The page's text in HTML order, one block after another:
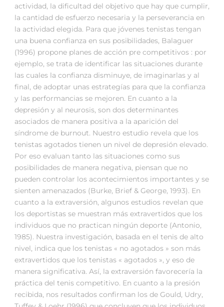
actividad, la dificultad del objetivo que hay que cumplir,
la cantidad de esfuerzo necesaria y la perseverancia en
la actividad elegida. Para que jóvenes tenistas tengan
una buena confianza en sus posibilidades, Balaguer
(1996) propone planes de acción pre competitivos : por
ejemplo, se trata de identificar las situaciones durante
las cuales la confianza disminuye, de imaginarlas y al
final, de adoptar unas estrategías para que la confianza
y las performancias se mejoren. En cuanto a la
depresión y al neurosis, son dos determinantes
asociados de manera positiva a la aparición del
síndrome de burnout. Nuestro estudio revela que los
tenistas agotados tienen un nivel de depresión elevado.
Por eso evaluan tanto las situaciones como sus
posibilidades de manera negativa, piensan que no
pueden controlar los acontecimientos importantes y se
sienten amenazados (Burke, Brief & George, 1993). En
cuanto a la extraversión, algunos estudios revelan que
los deportistas se muestran más extravertidos que los
individuos que no practican ningún deporte (Antonio,
1985). Nuestra investigación, basada en el tenis de alto
nivel, indica que los tenistas « no agotados » son más
extravertidos que los tenistas « agotados », y eso de
manera significativa. Así, la extraversión favorecería la
práctica del tenis competitivo. En cuanto a la presión
recibida, nos resultados confirman los de Gould, Udry,